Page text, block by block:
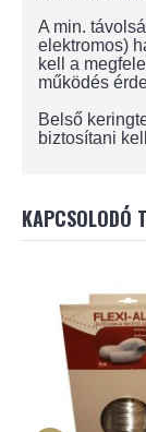
A min.
elektromos)
kell a
működés
Belső
biztosítani
KAPCSOLODÓ